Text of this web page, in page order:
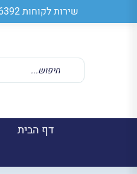
שירות לקוחות
Products
search
דף הבית